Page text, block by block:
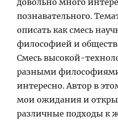
довольно много
познавательного.
описать как смесь
философией и
Смесь высокой-
разными философиями
интересно. Автор в
мои ожидания и
различные подходы к